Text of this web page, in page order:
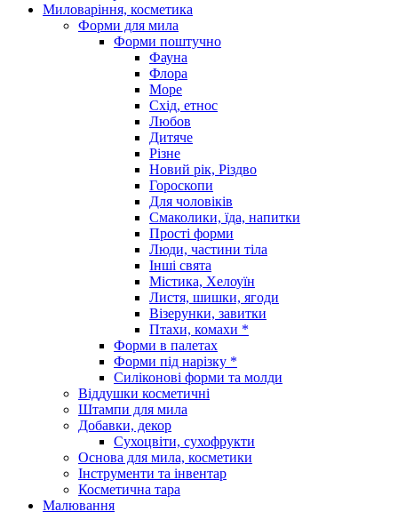
Миловаріння, косметика
Форми для мила
Форми поштучно
Фауна
Флора
Море
Схід, етнос
Любов
Дитяче
Різне
Новий рік, Різдво
Гороскопи
Для чоловіків
Смаколики, їда, напитки
Прості форми
Люди, частини тіла
Інші свята
Містика, Хелоуїн
Листя, шишки, ягоди
Візерунки, завитки
Птахи, комахи *
Форми в палетах
Форми під нарізку *
Силіконові форми та молди
Віддушки косметичні
Штампи для мила
Добавки, декор
Сухоцвіти, сухофрукти
Основа для мила, косметики
Інструменти та інвентар
Косметична тара
Малювання